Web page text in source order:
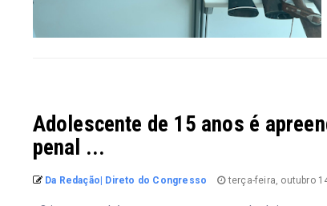
Adolescente de 15 anos é
penal ...
Da Redação| Direto do Congresso terça-feira, outubro